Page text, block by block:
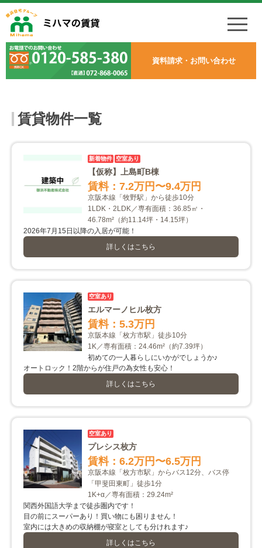
資料請求・お問い合わせ
賃貸物件一覧
新着物件 空室あり
【仮称】上島町B棟
賃料：7.2万円 〜9.4万円
京阪本線「牧野駅」から徒歩10分
1LDK・2LDK／専有面積：36.85㎡・
46.78m² （約11.14坪・14.15坪）
2026年7月15日以降の入居が可能！
詳しくはこちら
空室あり
エルマーノヒル枚方
賃料：5.3万円
京阪本線「枚方市駅」徒歩10分
1K／専有面積：24.46m² （約7.39坪）
初めての一人暮らしにいかがでしょうか♪
オートロック！2階からが住戸の為女性も安心！
詳しくはこちら
空室あり
プレシス枚方
賃料：6.2万円 〜6.5万円
京阪本線「枚方市駅」からバス12分、バス停
「甲斐田東町」徒歩1分
1K+α／専有面積：29.24m²
関西外国語大学まで徒歩圏内です！
目の前にスーパーあり！買い物にも困りません！
室内には大きめの収納棚が寝室としても分けれます♪
詳しくはこちら